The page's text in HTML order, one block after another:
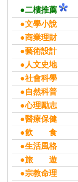
●二樓推薦
●文學小說
●商業理財
●藝術設計
●人文史地
●社會科學
●自然科普
●心理勵志
●醫療保健
●飲 食
●生活風格
●旅 遊
●宗教命理